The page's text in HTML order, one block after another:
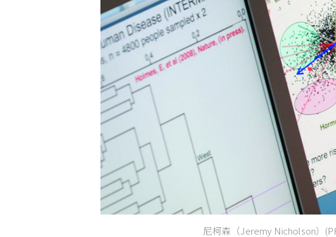
尼柯森（Jeremy Nicholson）